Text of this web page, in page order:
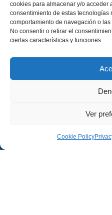
cookies para almacenar y/o acceder
consentimiento de estas tecnologías
comportamiento de navegación o
No consentir o retirar el
ciertas características y funciones.
Ver
Cookie Policy